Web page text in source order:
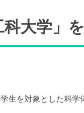
科大学」
生を対象とした科